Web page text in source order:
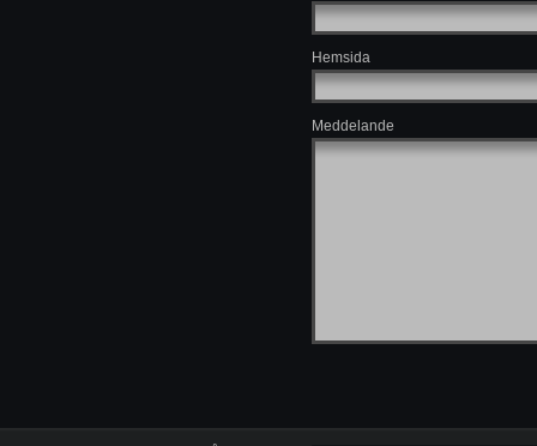
Hemsida
Meddelande